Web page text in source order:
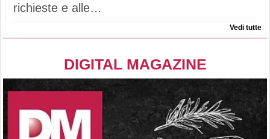
richieste e alle…
Vedi tutte
DIGITAL MAGAZINE